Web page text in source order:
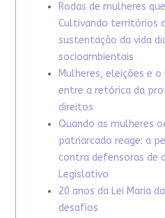
Rodas de mulheres
Cultivando territórios
sustentação da vida
socioambientais
Mulheres, eleições e
entre a retórica da
direitos
Quando as mulheres
patriarcado reage: a
contra defensoras de
Legislativo
20 anos da Lei Maria
desafios